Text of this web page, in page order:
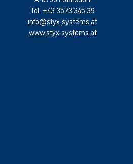
Tel: +43 3573 345 39
info@styx-systems.at
www.styx-systems.at